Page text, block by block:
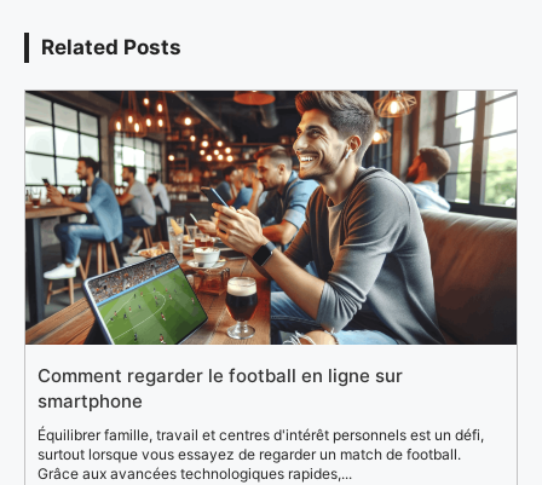
Related Posts
Comment regarder le football en ligne sur
smartphone
Équilibrer famille, travail et centres d'intérêt personnels est un défi,
surtout lorsque vous essayez de regarder un match de football.
Grâce aux avancées technologiques rapides,...